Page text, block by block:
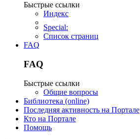
Быстрые ссылки
Индекс
Special:
Список страниц
FAQ
FAQ
Быстрые ссылки
Общие вопросы
Библиотека (online)
Последняя активность на Портале
Кто на Портале
Помощь